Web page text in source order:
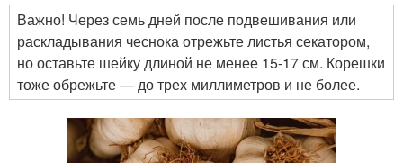
Важно! Через семь дней после подвешивания или
раскладывания чеснока отрежьте листья секатором,
но оставьте шейку длиной не менее 15-17 см. Корешки
тоже обрежьте — до трех миллиметров и не более.